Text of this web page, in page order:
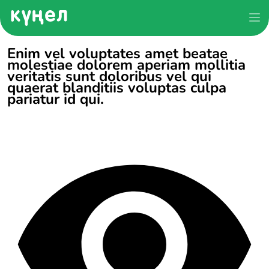
Enim vel voluptates amet beatae
molestiae dolorem aperiam mollitia
veritatis sunt doloribus vel qui
quaerat blanditiis voluptas culpa
pariatur id qui.